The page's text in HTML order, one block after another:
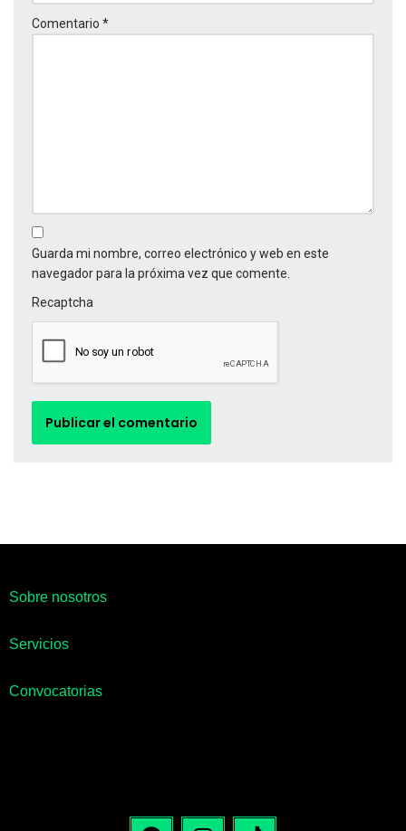
Comentario *
Guarda mi nombre, correo electrónico y web en este
navegador para la próxima vez que comente.
Recaptcha
Sobre nosotros
Servicios
Convocatorias